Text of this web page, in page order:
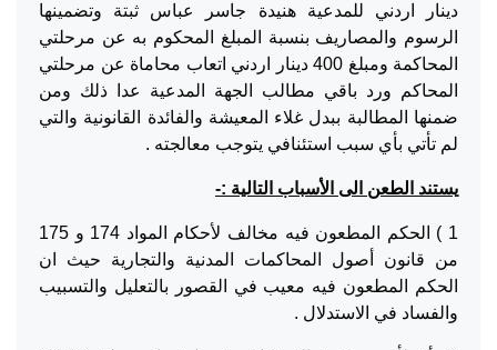
دينار اردني للمدعية هنيدة جاسر عباس ثبتة وتضمينها
الرسوم والمصاريف بنسبة المبلغ المحكوم به عن مرحلتي
المحاكمة ومبلغ 400 دينار اردني اتعاب محاماة عن مرحلتي
المحاكم ورد باقي مطالب الجهة المدعية عدا ذلك ومن
ضمنها المطالبة ببدل غلاء المعيشة والفائدة القانونية والتي
لم تأتي بأي سبب استئنافي يتوجب معالجته .
يستند الطعن الى الأسباب التالية :-
1 ) الحكم المطعون فيه مخالف لأحكام المواد 174 و 175
من قانون أصول المحاكمات المدنية والتجارية حيث ان
الحكم المطعون فيه معيب في القصور بالتعليل والتسبيب
والفساد في الاستدلال .